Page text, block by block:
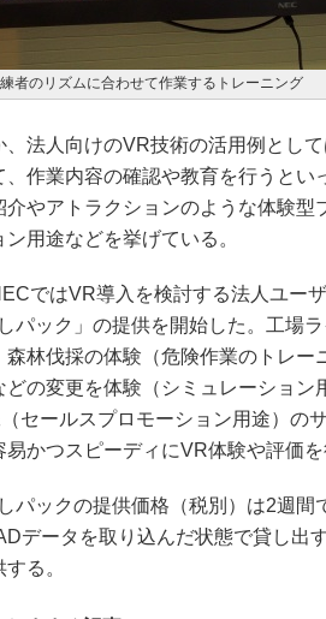
者のリズムに合わせて作業するトレーニング
法人向けのVR技術の活用例とし
、作業内容の確認や教育を行うとい
介やアトラクションのような体験
ン用途などを挙げている。
ではVR導入を検討する法人ユー
パック」の提供を開始した。工場
森林伐採の体験（危険作業のトレ
どの変更を体験（シミュレーション
セールスプロモーション用途）の
易かつスピーディにVR体験や評価を
パックの提供価格（税別）は2週間
データを取り込んだ状態で貸し出
る。